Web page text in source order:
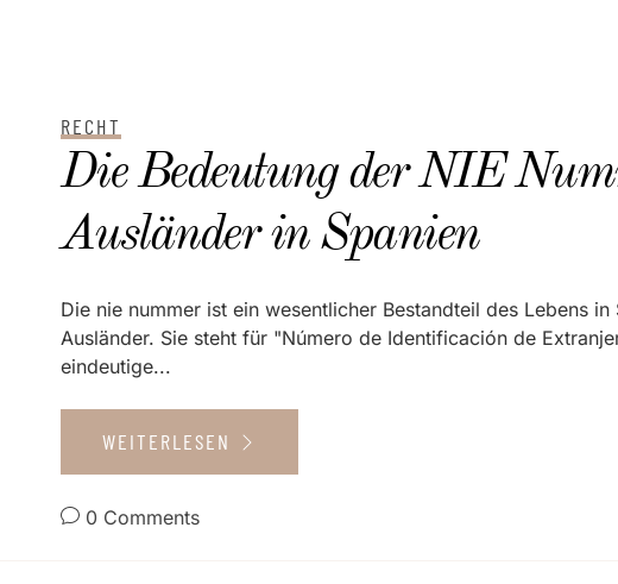
2025RECHT
Die Bedeutung der NIE
Ausländer in Spanien
Die nie nummer ist ein wesentlicher Bestandteil des Lebens in
Ausländer. Sie steht für "Número de Identificación de
eindeutige...
WEITERLESEN
0 Comments